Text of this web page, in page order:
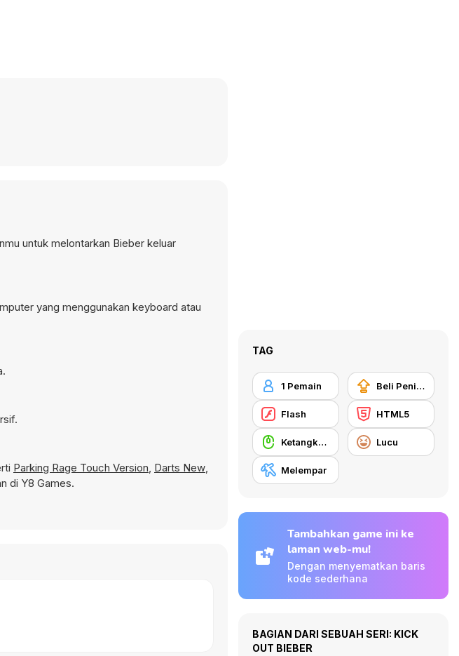
untuk melontarkan Bieber keluar
yang menggunakan keyboard atau
Parking Rage Touch Version, Darts New,
di Y8 Games.
TAG
1 Pemain Beli Peningkat Peralatan
Flash HTML5
Ketangkasan Mouse Lucu
Melempar
Tambahkan game ini ke
laman web-mu!
Dengan menyematkan baris
kode sederhana
BAGIAN DARI SEBUAH SERI: KICK
OUT BIEBER